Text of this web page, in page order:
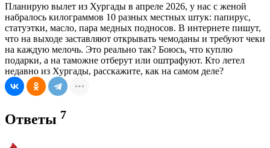
Планирую вылет из Хургады в апреле 2026, у нас с женой
набралось килограммов 10 разных местных штук: папирус,
статуэтки, масло, пара медных подносов. В интернете пишут,
что на выходе заставляют открывать чемоданы и требуют чеки
на каждую мелочь. Это реально так? Боюсь, что куплю
подарки, а на таможне отберут или оштрафуют. Кто летел
недавно из Хургады, расскажите, как на самом деле?
Ответы 7